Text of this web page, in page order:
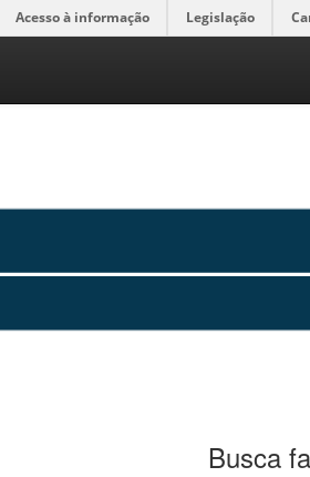
Acesso à informação Legislação
Busca